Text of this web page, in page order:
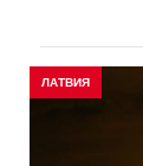
ЛАТВИЯ